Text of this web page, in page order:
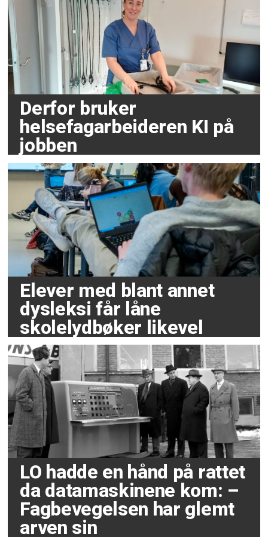
Derfor bruker
helsefagarbeideren KI på
jobben
Elever med blant annet
dysleksi får låne
skolelydbøker likevel
LO hadde en hånd på rattet
da datamaskinene kom: –
Fagbevegelsen har glemt
arven sin